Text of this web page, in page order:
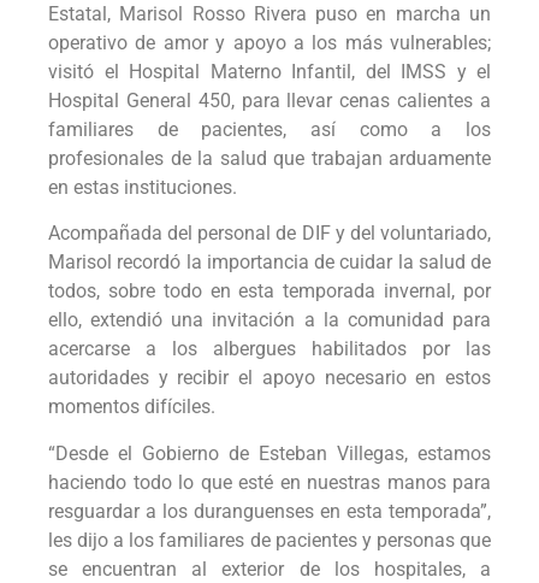
Estatal, Marisol Rosso Rivera puso en marcha un
operativo de amor y apoyo a los más vulnerables;
visitó el Hospital Materno Infantil, del IMSS y el
Hospital General 450, para llevar cenas calientes a
familiares de pacientes, así como a los
profesionales de la salud que trabajan arduamente
en estas instituciones.
Acompañada del personal de DIF y del voluntariado,
Marisol recordó la importancia de cuidar la salud de
todos, sobre todo en esta temporada invernal, por
ello, extendió una invitación a la comunidad para
acercarse a los albergues habilitados por las
autoridades y recibir el apoyo necesario en estos
momentos difíciles.
“Desde el Gobierno de Esteban Villegas, estamos
haciendo todo lo que esté en nuestras manos para
resguardar a los duranguenses en esta temporada”,
les dijo a los familiares de pacientes y personas que
se encuentran al exterior de los hospitales, a